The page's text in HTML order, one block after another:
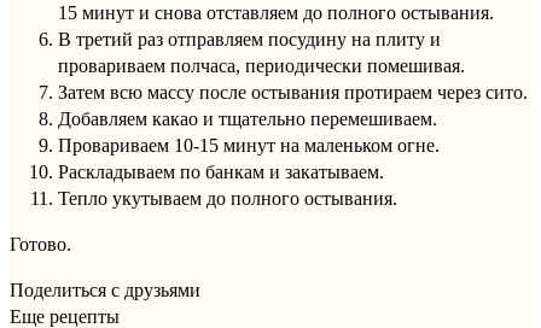
15 минут и снова отставляем до полного остывания.
В третий раз отправляем посудину на плиту и
провариваем полчаса, периодически помешивая.
Затем всю массу после остывания протираем через сито.
Добавляем какао и тщательно перемешиваем.
Провариваем 10-15 минут на маленьком огне.
Раскладываем по банкам и закатываем.
Тепло укутываем до полного остывания.
Готово.
Поделиться с друзьями
Еще рецепты